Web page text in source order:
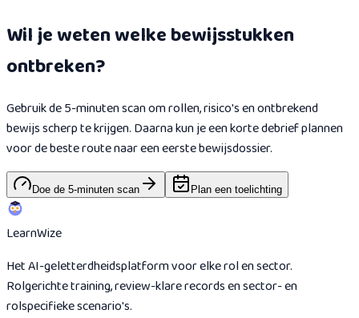
Wil je weten welke bewijsstukken
ontbreken?
Gebruik de 5-minuten scan om rollen, risico's en ontbrekend
bewijs scherp te krijgen. Daarna kun je een korte debrief plannen
voor de beste route naar een eerste bewijsdossier.
Doe de 5-minuten scan Plan een toelichting
LearnWize
Het AI-geletterdheidsplatform voor elke rol en sector.
Rolgerichte training, review-klare records en sector- en
rolspecifieke scenario's.